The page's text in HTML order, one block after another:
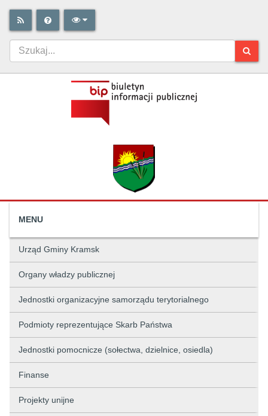
MENU
Urząd Gminy Kramsk
Organy władzy publicznej
Jednostki organizacyjne samorządu terytorialnego
Podmioty reprezentujące Skarb Państwa
Jednostki pomocnicze (sołectwa, dzielnice, osiedla)
Finanse
Projekty unijne